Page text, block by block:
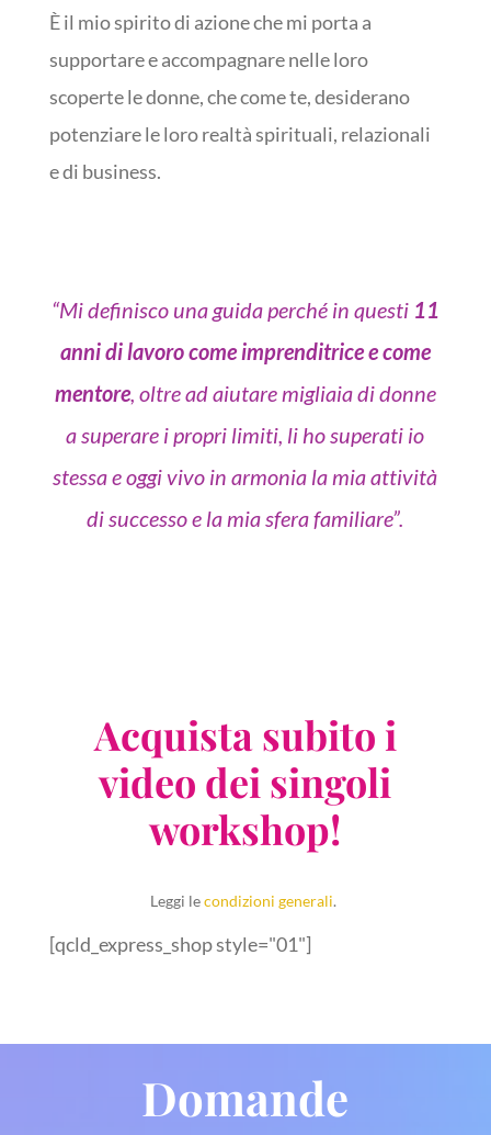
È il mio spirito di azione che mi porta a
supportare e accompagnare nelle loro
scoperte le donne, che come te, desiderano
potenziare le loro realtà spirituali, relazionali
e di business.
“Mi definisco una guida perché in questi 11
anni di lavoro come imprenditrice e come
mentore, oltre ad aiutare migliaia di donne
a superare i propri limiti, li ho superati io
stessa e oggi vivo in armonia la mia attività
di successo e la mia sfera familiare”.
Acquista subito i
video dei singoli
workshop!
Leggi lecondizioni generali.
[qcld_express_shop style="01"]
Domande